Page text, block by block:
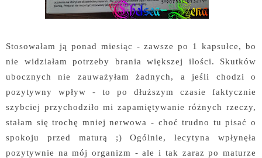
Stosowałam ją ponad miesiąc - zawsze po 1 kapsułce, bo
nie widziałam potrzeby brania większej ilości. Skutków
ubocznych nie zauważyłam żadnych, a jeśli chodzi o
pozytywny wpływ - to po dłuższym czasie faktycznie
szybciej przychodziło mi zapamiętywanie różnych rzeczy,
stałam się trochę mniej nerwowa - choć trudno tu pisać o
spokoju przed maturą ;) Ogólnie, lecytyna wpłynęła
pozytywnie na mój organizm - ale i tak zaraz po maturze